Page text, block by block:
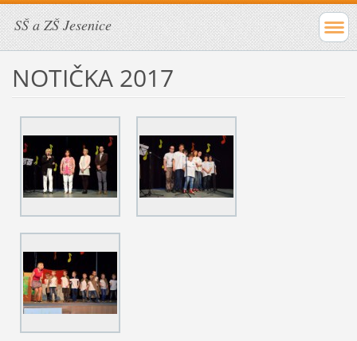
SŠ a ZŠ Jesenice
NOTIČKA 2017